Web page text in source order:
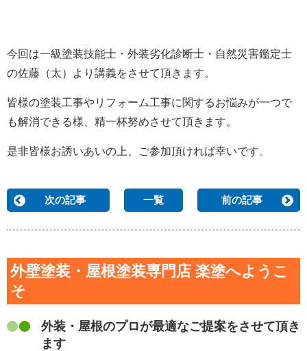
今回は一級塗装技能士・外装劣化診断士・自然災害鑑定士
の佐藤（太）より講義をさせて頂きます。
皆様の塗装工事やリフォーム工事に関するお悩みが一つで
も解消できる様、精一杯努めさせて頂きます。
是非皆様お誘いあいの上、ご参加頂ければ幸いです。
次の記事 一覧 前の記事
外壁塗装・屋根塗装専門店 楽塗へようこ
そ
外装・屋根のプロが最適なご提案をさせて頂き
ます